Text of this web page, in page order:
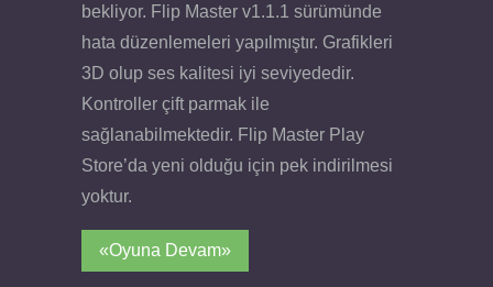
bekliyor. Flip Master v1.1.1 sürümünde
hata düzenlemeleri yapılmıştır. Grafikleri
3D olup ses kalitesi iyi seviyededir.
Kontroller çift parmak ile
sağlanabilmektedir. Flip Master Play
Store’da yeni olduğu için pek indirilmesi
yoktur.
«Oyuna Devam»